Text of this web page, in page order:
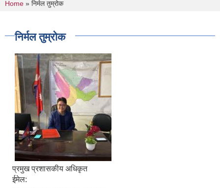
You are here
Home » निर्मल तुम्रोक
निर्मल तुम्रोक
प्रमुख प्रशासकीय अधिकृत
ईमेल: